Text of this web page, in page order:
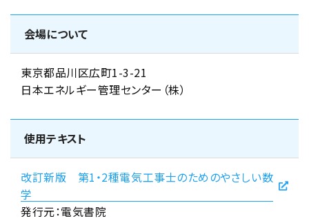
会場について
東京都品川区広町1-3-21
日本エネルギー管理センター（株）
使用テキスト
改訂新版 第1・2種電気工事士のためのやさしい数
学
発行元：電気書院